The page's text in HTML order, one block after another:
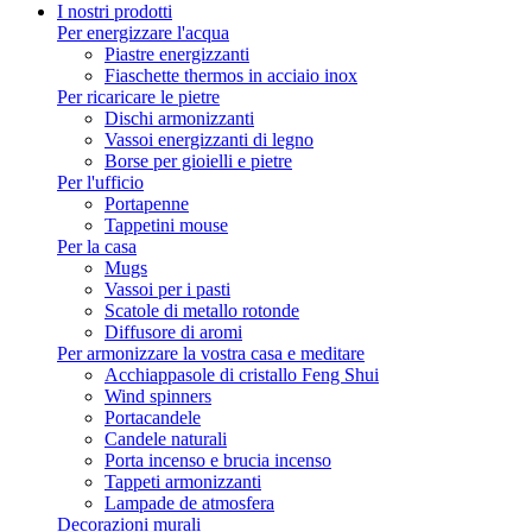
I nostri prodotti
Per energizzare l'acqua
Piastre energizzanti
Fiaschette thermos in acciaio inox
Per ricaricare le pietre
Dischi armonizzanti
Vassoi energizzanti di legno
Borse per gioielli e pietre
Per l'ufficio
Portapenne
Tappetini mouse
Per la casa
Mugs
Vassoi per i pasti
Scatole di metallo rotonde
Diffusore di aromi
Per armonizzare la vostra casa e meditare
Acchiappasole di cristallo Feng Shui
Wind spinners
Portacandele
Candele naturali
Porta incenso e brucia incenso
Tappeti armonizzanti
Lampade de atmosfera
Decorazioni murali